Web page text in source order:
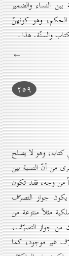
النساء والضمير
وهو كونهنّ
والسنّة. هذا ـ
←
۲٥۹
وهو لا يصلح
من أنّ النسبة بين
من وجه، فقد تكون
جواز التصرّف
مثلاً منتزعة من
من جواز التصرّف،
غير موجود، كما